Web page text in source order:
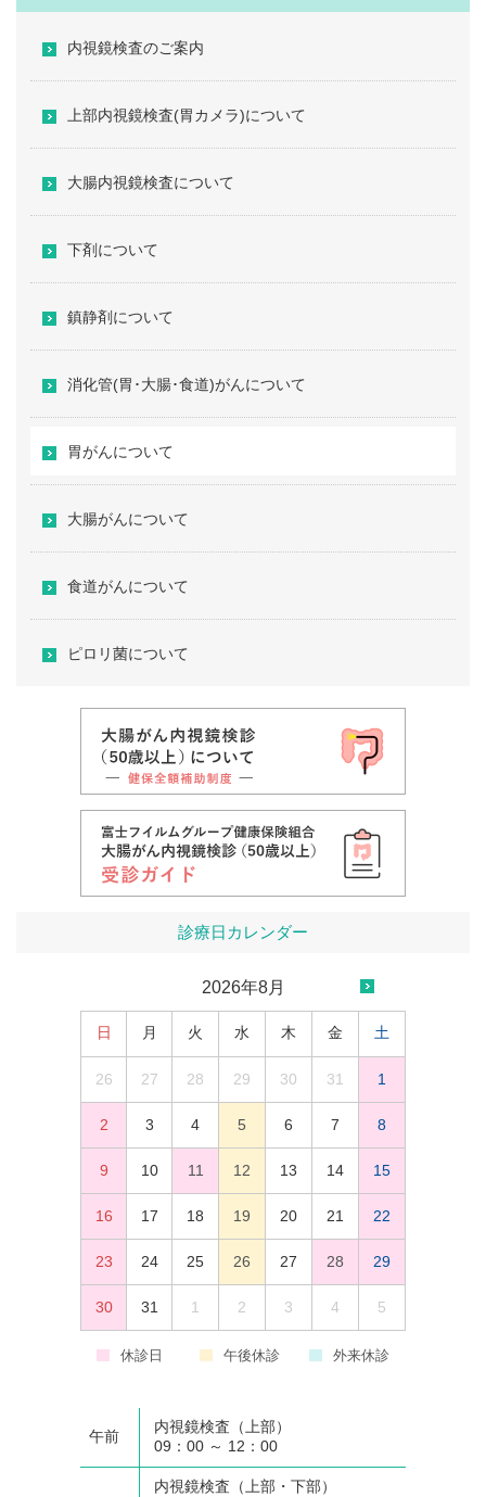
内視鏡検査のご案内
上部内視鏡検査(胃カメラ)について
大腸内視鏡検査について
下剤について
鎮静剤について
消化管(胃･大腸･食道)がんについて
胃がんについて
大腸がんについて
食道がんについて
ピロリ菌について
診療日カレンダー
2026年8月
日 月 火 水 木 金 土
26 27 28 29 30 31 1
2 3 4 5 6 7 8
9 10 11 12 13 14 15
16 17 18 19 20 21 22
23 24 25 26 27 28 29
30 31 1 2 3 4 5
休診日 午後休診 外来休診
午前
内視鏡検査（上部）
09：00 ～ 12：00
内視鏡検査（上部・下部）